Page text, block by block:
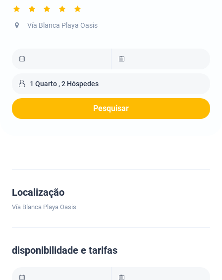
Vía Blanca Playa Oasis
1 Quarto , 2 Hóspedes
Pesquisar
Localização
Vía Blanca Playa Oasis
disponibilidade e tarifas